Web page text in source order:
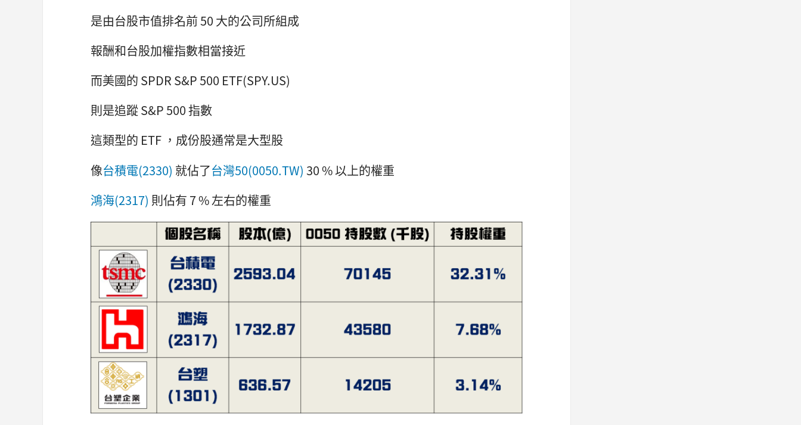
是由台股市值排名前 50 大的公司所組成
報酬和台股加權指數相當接近
而美國的 SPDR S&P 500 ETF(SPY.US)
則是追蹤 S&P 500 指數
這類型的 ETF ，成份股通常是大型股
像台積電(2330) 就佔了台灣50(0050.TW) 30 % 以上的權重
鴻海(2317) 則佔有 7 % 左右的權重